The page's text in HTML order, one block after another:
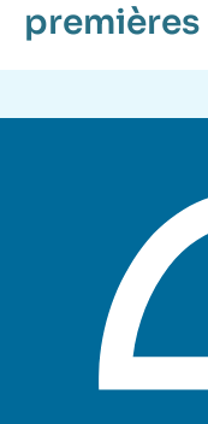
premières